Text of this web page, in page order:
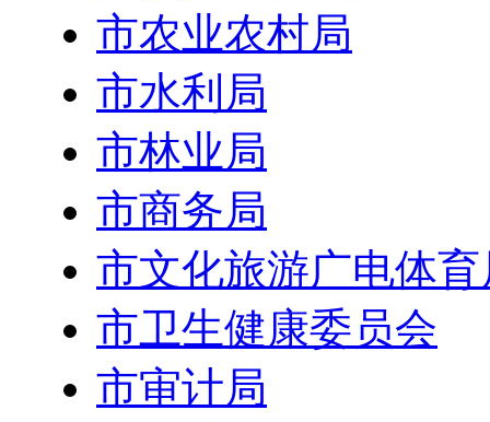
市农业农村局
市水利局
市林业局
市商务局
市文化旅游广电体育
市卫生健康委员会
市审计局